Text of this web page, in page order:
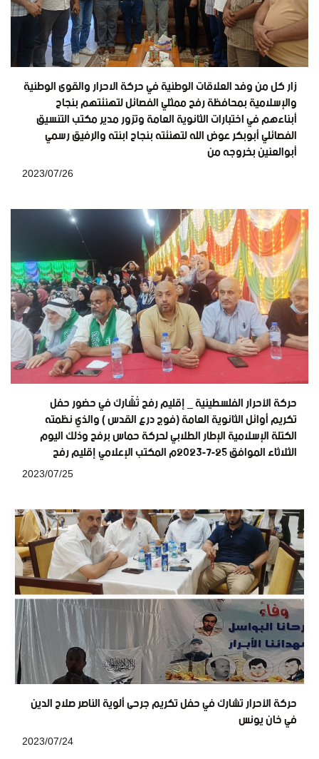
زار كل من وفد العلاقات الوطنية في حركة الاحرار والقوى الوطنية
والإسلامية بمحافظة رفح ممثلي الفصائل لتهنئتهم بنجاح
أبناءهم في اختبارات الثانوية العامة وتزور مدير مكتب التنسيق
الفصائلي أبوبكر عوض الله لتهنئته بنجاح ابنته والرفيق رسمي
أبوالعنين بخروجه من
حركة الأحرار الفلسطينية _ إقليم رفح تُشَارك في حضور حفل
تكريم أوائل الثانوية العامة (فوج درع القدس ) والذي نظمته
الكتلة الإسلامية الإطار الطلابي لحركة حماس برفح وذلك اليوم
الثلاثاء الموافق 25-7-2023م المكتب الإعلامي إقليم رفح
حركة الأحرار تشارك في حفل تكريم جرحى ألوية الناصر صلاح الدين
في خان يونس